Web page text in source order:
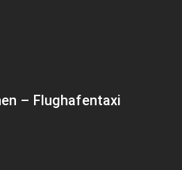
– Flughafentaxi